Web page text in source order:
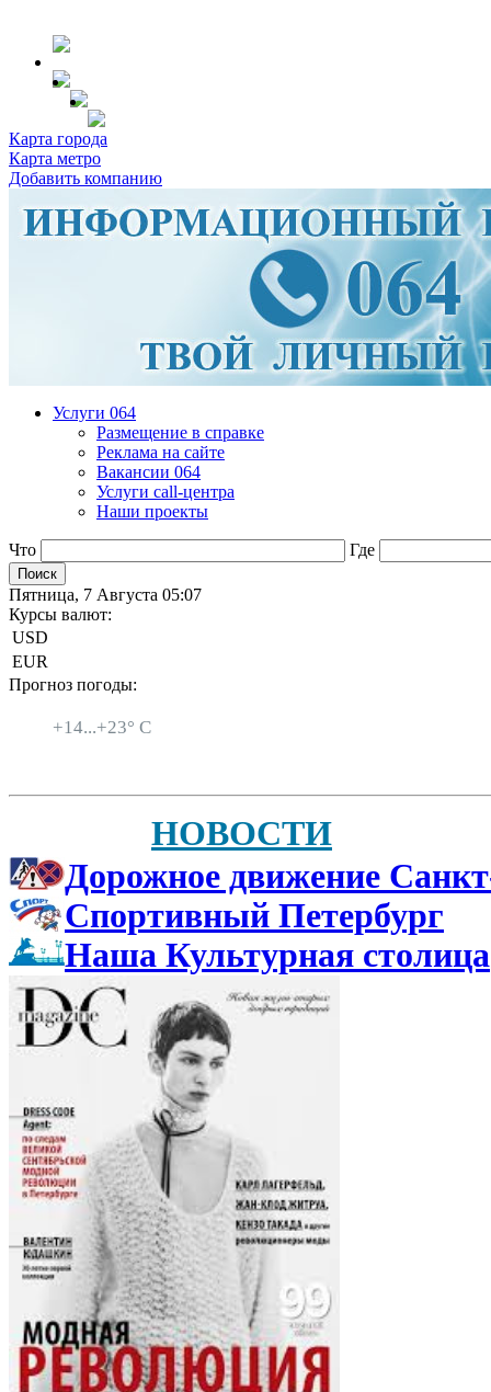
Карта города
Карта метро
Добавить компанию
Услуги 064
Размещение в справке
Реклама на сайте
Вакансии 064
Услуги call-центра
Наши проекты
Что Где
Пятница, 7 Августа 05:07
Курсы валют:
USD
EUR
Прогноз погоды:
+14...+23° C
НОВОСТИ
Дорожное движение
Спортивный Петербург
Наша Культурная столица